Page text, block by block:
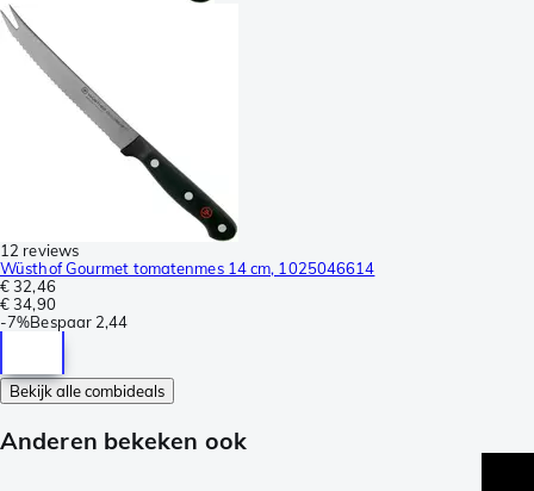
12 reviews
Wüsthof Gourmet tomatenmes 14 cm, 1025046614
€ 32,46
€ 34,90
-7%Bespaar 2,44
Bekijk alle combideals
Anderen bekeken ook